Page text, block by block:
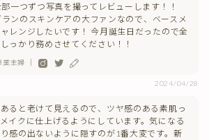
一つずつ写真を撮ってレビューします！！
ンのスキンケアの大ファンなので、ベースメ
レンジしたいです！ 今月誕生日だったので全
っかり務めさせてください！！
主婦 ｜
2024/04/28
ると老けて見えるので、ツヤ感のある素肌っ
イクに仕上げるようにしています。気になる
感の出ないように隠すのが1番大変です。新